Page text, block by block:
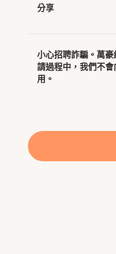
分享
小心招聘詐騙。萬
請過程中，我們不
用。